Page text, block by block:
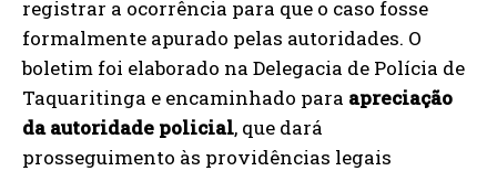
registrar a ocorrência para que o caso fosse
formalmente apurado pelas autoridades. O
boletim foi elaborado na Delegacia de Polícia de
Taquaritinga e encaminhado para apreciação
da autoridade policial, que dará
prosseguimento às providências legais